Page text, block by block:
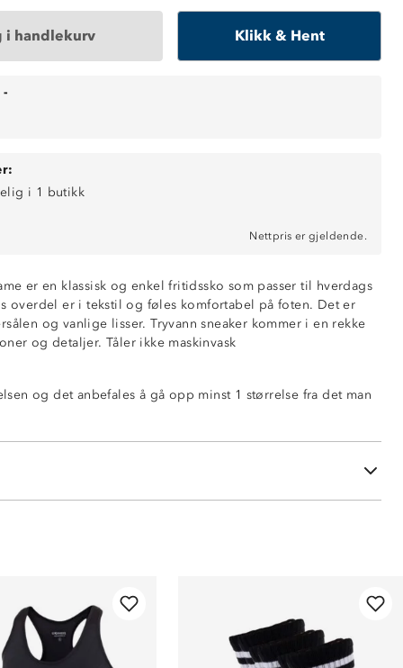
i handlekurv Klikk & Hent
-
i 1 butikk
Nettpris er gjeldende.
er en klassisk og enkel fritidssko som passer til hverdags
overdel er i tekstil og føles komfortabel på foten. Det er
og vanlige lisser. Tryvann sneaker kommer i en rekke
og detaljer. Tåler ikke maskinvask
og det anbefales å gå opp minst 1 størrelse fra det man